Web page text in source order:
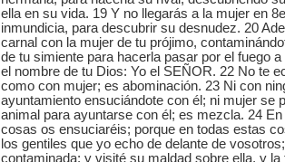
ella en su vida. 19 Y no llegarás a la mujer en
inmundicia, para descubrir su desnudez. 20
carnal con la mujer de tu prójimo,
de tu simiente para hacerla pasar por el fuego
el nombre de tu Dios: Yo el SEÑOR. 22 No te
como con mujer; es abominación. 23 Ni con
ayuntamiento ensuciándote con él; ni mujer se
animal para ayuntarse con él; es mezcla. 24
cosas os ensuciaréis; porque en todas estas
los gentiles que yo echo de delante de
contaminada; y visité su maldad sobre ella, y